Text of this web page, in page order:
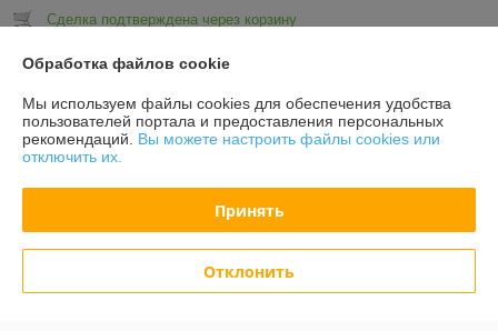
Сделка подтверждена через корзину
Показать все отзывы
О нас
Доставка и оплата
Обработка файлов cookie
Мы используем файлы cookies для обеспечения удобства
пользователей портала и предоставления персональных
рекомендаций. Вы можете настроить файлы cookies или
отключить их.
Принять
Отклонить